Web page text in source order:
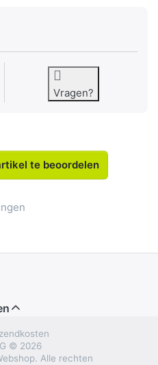
Vragen?
te beoordelen
© 2026
Alle rechten